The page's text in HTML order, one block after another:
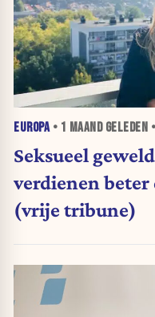
EUROPA• 1 MAANDGELEDEN
Seksueel
verdienen
(vrije tribune)